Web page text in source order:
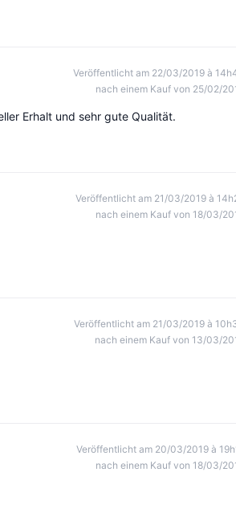
Veröffentlicht am 22/03/2019 à
nach einem Kauf von 25/02/
Erhalt und sehr gute Qualität.
Veröffentlicht am 21/03/2019 à
nach einem Kauf von 18/03/
Veröffentlicht am 21/03/2019 à
nach einem Kauf von 13/03/
Veröffentlicht am 20/03/2019 à
nach einem Kauf von 18/03/